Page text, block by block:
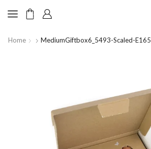
Home MediumGiftbox6_5493-Scaled-